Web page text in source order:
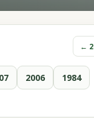
←
2006 1984